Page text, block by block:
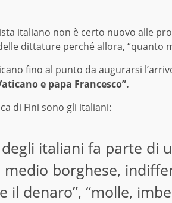
italiano non è certo nuovo alle
dittature perché allora, “quanto
fino al punto da augurarsi
e papa Francesco”.
di Fini sono gli italiani:
italiani fa parte di
borghese,
il denaro”, “molle,